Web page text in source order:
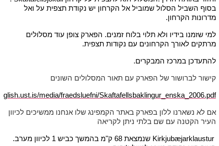
בסוף השביל הסלול שמוביל אל הקרחון יש נקודת תצפית על ואל
מדרונות הקרחון.
למי שזמנו בידיו ולא תלוי בלוח זמנים. הפארק צופן עוד מסלולים
מרתקים לאורך הקרחונים עם נקודות תצפית.
להתעדכן במרכז המבקרים.
קישור לברושור של הפארק עם תאור המסלולים השונים
media/fraedsluefni/Skaftafellsbaklingur_enska_2006.pdf
אם לא נשארנו ללון בפארק באתר הקמפינג שלו אנחנו ממשיכים לכיוון
העיר הקטנה עם שם בלתי ניתן לקריאה
Kirkjubæjarklaustur שנמצאת 68 ק"מ בהמשך כביש 1 לכיוון מערב.